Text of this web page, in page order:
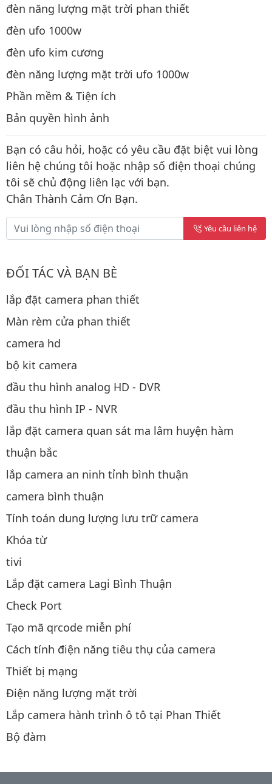
đèn năng lượng mặt trời phan thiết
đèn ufo 1000w
đèn ufo kim cương
đèn năng lượng mặt trời ufo 1000w
Phần mềm & Tiện ích
Bản quyền hình ảnh
Bạn có câu hỏi, hoặc có yêu cầu đặt biệt vui lòng
liên hệ chúng tôi hoặc nhập số điện thoại chúng
tôi sẽ chủ động liên lạc với bạn.
Chân Thành Cảm Ơn Bạn.
Yêu cầu liên hệ
ĐỐI TÁC VÀ BẠN BÈ
lắp đặt camera phan thiết
Màn rèm cửa phan thiết
camera hd
bộ kit camera
đầu thu hình analog HD - DVR
đầu thu hình IP - NVR
lắp đặt camera quan sát ma lâm huyện hàm
thuận bắc
lắp camera an ninh tỉnh bình thuận
camera bình thuận
Tính toán dung lượng lưu trữ camera
Khóa từ
tivi
Lắp đặt camera Lagi Bình Thuận
Check Port
Tạo mã qrcode miễn phí
Cách tính điện năng tiêu thụ của camera
Thiết bị mạng
Điện năng lượng mặt trời
Lắp camera hành trình ô tô tại Phan Thiết
Bộ đàm